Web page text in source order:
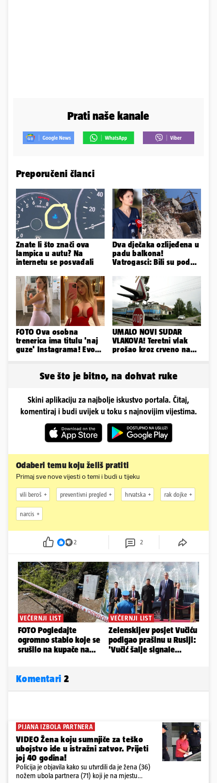
Prati naše kanale
Preporučeni članci
Znate li što znači ova
lampica u autu? Na
internetu se posvađali
Dva dječaka ozlijeđena u
padu balkona!
Vatrogasci: Bili su pod
bolnici su
FOTO Ova osobna
trenerica ima titulu 'naj
guze' Instagrama! Evo
UMALO NOVI SUDAR
VLAKOVA! Teretni vlak
prošao kroz crveno na
Sve što je bitno, na dohvat ruke
Skini aplikaciju za najbolje iskustvo portala. Čitaj,
komentiraj i budi uvijek u toku s najnovijim vijestima.
Odaberi temu koju želiš pratiti
Primaj sve nove vijesti o temi i budi u tijeku
vili beroš preventivni pregled hrvatska rak dojke
narcis
2 2
Komentari 2
PIJANA IZBOLA PARTNERA
VIDEO Žena koju sumnjiče za teško
ubojstvo ide u istražni zatvor. Prijeti
joj 40 godina!
Policija je objavila kako su utvrdili da je žena (36)
nožem ubola partnera (71) koji je na mjestu